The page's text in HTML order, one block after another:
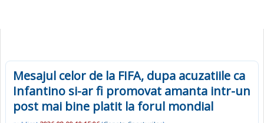
Mesajul celor de la FIFA, dupa acuzatiile ca
Infantino si-ar fi promovat amanta intr-un
post mai bine platit la forul mondial